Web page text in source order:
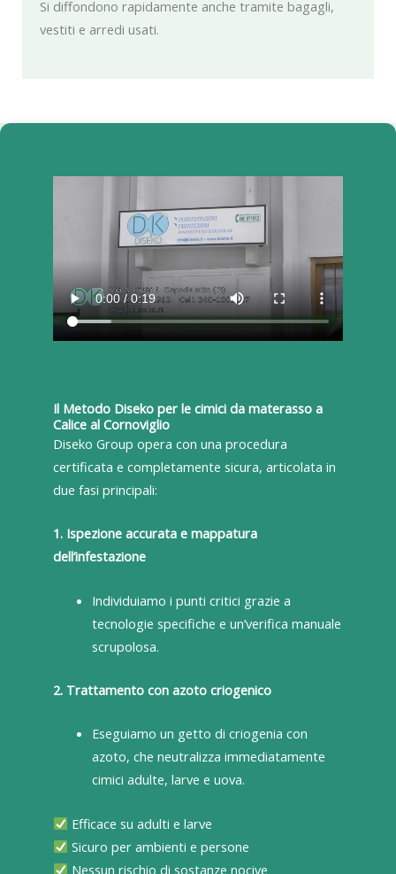
Si diffondono rapidamente anche tramite bagagli,
vestiti e arredi usati.
Il Metodo Diseko per le cimici da materasso a
Calice al Cornoviglio
Diseko Group opera con una procedura
certificata e completamente sicura, articolata in
due fasi principali:
1. Ispezione accurata e mappatura
dell’infestazione
Individuiamo i punti critici grazie a
tecnologie specifiche e un’verifica manuale
scrupolosa.
2. Trattamento con azoto criogenico
Eseguiamo un getto di criogenia con
azoto, che neutralizza immediatamente
cimici adulte, larve e uova.
Efficace su adulti e larve
Sicuro per ambienti e persone
Nessun rischio di sostanze nocive